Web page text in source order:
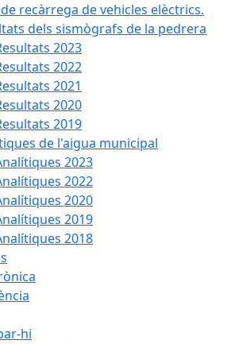
recàrrega de vehicles elèctrics.
dels sismògrafs de la pedrera
2023
2022
2021
2020
2019
de l'aigua municipal
2023
2022
2020
2019
2018
hi